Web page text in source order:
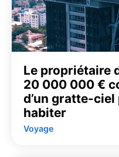
Le propriétaire
20 000 000 €
d’un gratte-
habiter
Voyage